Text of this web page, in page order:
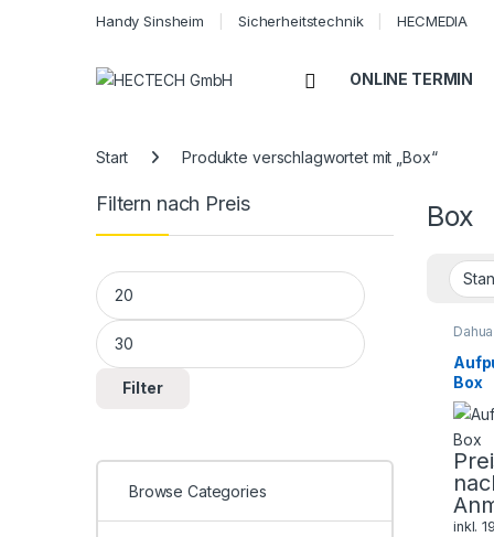
Handy Sinsheim Sicherheitstechnik HECMEDIA
Open ONLINE TERMIN
Start Produkte verschlagwortet mit „Box“
Box
Dahua
Box
inkl.
Filtern nach Preis
Min. Preis
Max. Preis
Filter
Browse Categories